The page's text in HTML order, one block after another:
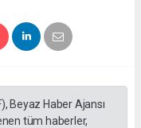
Beyaz Haber Ajansı
tüm haberler,